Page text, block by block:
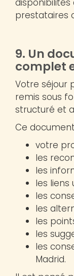
prestataires
9. Un
complet
Votre séjour
remis sous
structuré et
Ce
votre
les
les
les liens
les
les
les
les
les
Madrid.